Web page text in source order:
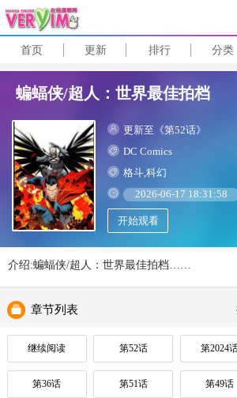
首页 更新 排行 分类
蝙蝠侠/超人：世界最佳拍档
更新至《第52话》
DC Comics
格斗,科幻
2026-06-17 18:31:58
开始观看
介绍:蝙蝠侠/超人：世界最佳拍档……
章节列表
继续阅读 第52话 第2024
第36话 第51话 第49话